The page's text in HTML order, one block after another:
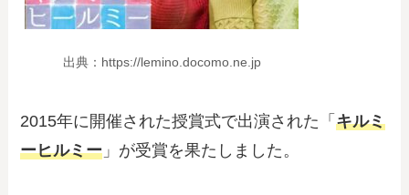
出典：https://lemino.docomo.ne.jp
2015年に開催された授賞式で出演された「キルミ
ーヒルミー 」が受賞を果たしました。